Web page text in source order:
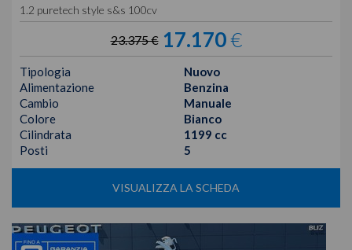
1.2 puretech style s&s 100cv
23.375 € 17.170€
Tipologia
Nuovo
Alimentazione
Benzina
Cambio
Manuale
Colore
Bianco
Cilindrata
1199 cc
Posti
5
VISUALIZZA LA SCHEDA